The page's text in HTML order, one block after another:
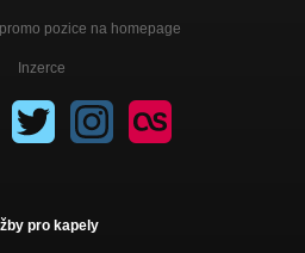
pozice na homepage
Inzerce
pro kapely